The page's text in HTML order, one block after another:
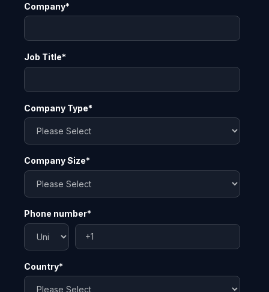
Company*
Job Title*
Company Type*
Company Size*
Phone number*
Country*